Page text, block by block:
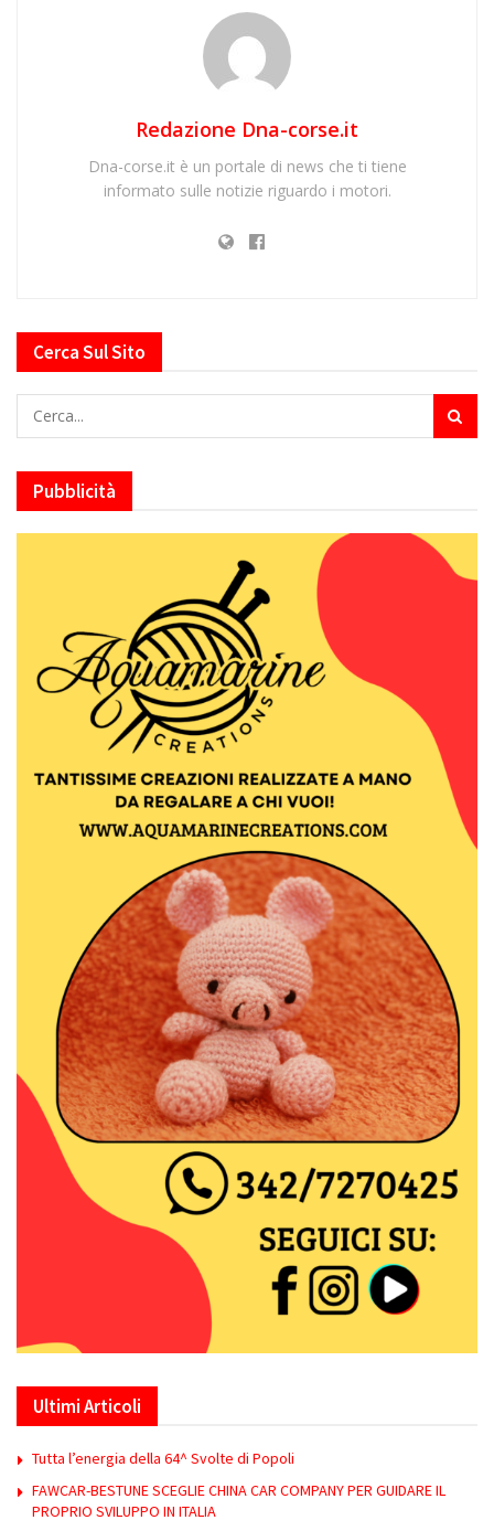
Redazione Dna-corse.it
Dna-corse.it è un portale di news che ti tiene
informato sulle notizie riguardo i motori.
Cerca Sul Sito
Pubblicità
Ultimi Articoli
Tutta l’energia della 64^ Svolte di Popoli
FAWCAR-BESTUNE SCEGLIE CHINA CAR COMPANY PER GUIDARE IL
PROPRIO SVILUPPO IN ITALIA